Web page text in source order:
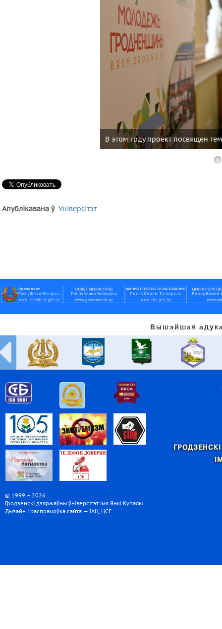
В этом году проект посвящен
Апублікавана ў Універсітэт
Вышэйшая
© 1999 – 2026
Гродзенскі дзяржаўны ўніверсітэт імя Янкі Купалы
Дызайн і распрацоўка сайта — ІАЦ, ЦСГ